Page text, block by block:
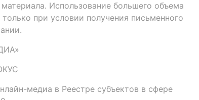
Использование большего объема
при условии получения письменного
медиа в Реестре субъектов в сфере